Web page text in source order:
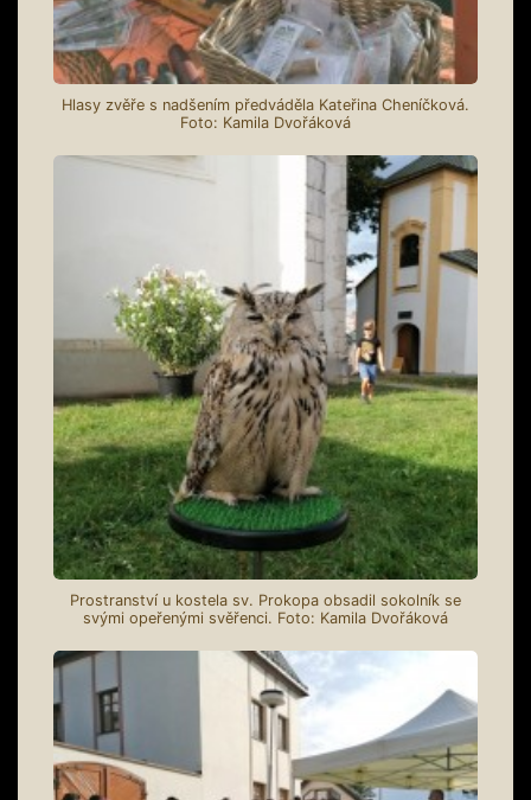
Hlasy zvěře s nadšením předváděla Kateřina Cheníčková.
Foto: Kamila Dvořáková
Prostranství u kostela sv. Prokopa obsadil sokolník se
svými opeřenými svěřenci. Foto: Kamila Dvořáková